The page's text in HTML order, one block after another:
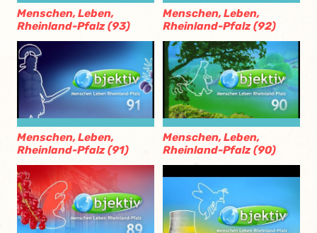
Menschen, Leben,
Rheinland-Pfalz (93)
Menschen, Leben,
Rheinland-Pfalz (92)
Menschen, Leben,
Rheinland-Pfalz (91)
Menschen, Leben,
Rheinland-Pfalz (90)